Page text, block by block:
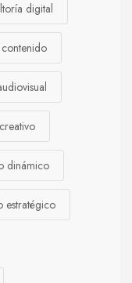
digital
contenido
dinámico
estratégico